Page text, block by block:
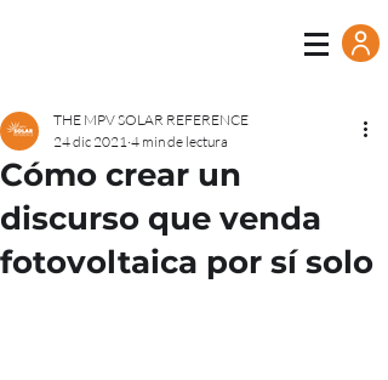
Cómo crear un
discurso que venda
fotovoltaica por sí solo
THE MPV SOLAR REFERENCE
24 dic 2021 4 min de lectura